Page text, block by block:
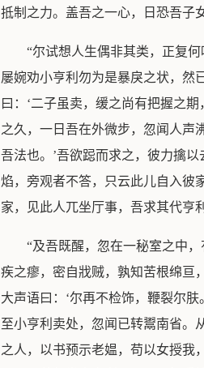
抵制之力。盖吾之一心，日恐吾子
“尔试想人生偶非其类，正复
屡婉劝小亨利勿为是暴戾之状，然
曰：‘二子虽卖，缓之尚有把握之
之久，一日吾在外微步，忽闻人声
吾法也。’吾欲跽而求之，彼力擒
焰，旁观者不答，只云此儿自入彼
家，见此人兀坐厅事，吾求其代亨
“及吾既醒，忽在一秘室之中
疾之瘳，密自戕贼，孰知苦根绵亘
大声语曰：‘尔再不检饰，鞭裂尔
至小亨利卖处，忽闻已转鬻南省。
之人，以书预示老媪，苟以女授我